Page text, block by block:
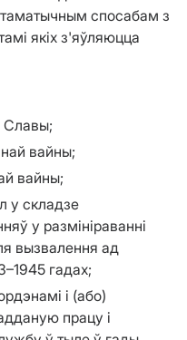
спосабам з
якіх з'яўляюцца
Славы;
вайны;
вайны;
у складзе
у размініраванні
вызвалення ад
гадах;
і (або)
працу і